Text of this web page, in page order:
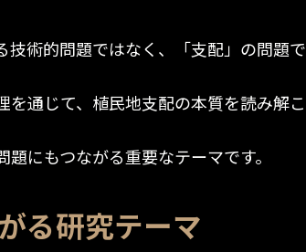
術的問題ではなく、「支配」の問題で
通じて、植民地支配の本質を読み解こ
にもつながる重要なテーマです。
る研究テーマ